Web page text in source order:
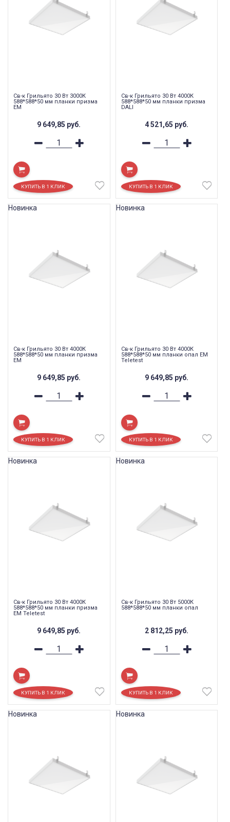
Св-к Грильято 30 Вт 3000К
588*588*50 мм планки призма
EM
9 649,85 руб.
Св-к Грильято 30 Вт 4000К
588*588*50 мм планки призма
DALI
4 521,65 руб.
Св-к Грильято 30 Вт 4000К
588*588*50 мм планки призма
EM
9 649,85 руб.
Новинка
Св-к Грильято 30 Вт 4000К
588*588*50 мм планки опал EM
Teletest
9 649,85 руб.
Новинка
Св-к Грильято 30 Вт 4000К
588*588*50 мм планки призма
EM Teletest
9 649,85 руб.
Новинка
Св-к Грильято 30 Вт 5000К
588*588*50 мм планки опал
2 812,25 руб.
Новинка
Новинка Новинка